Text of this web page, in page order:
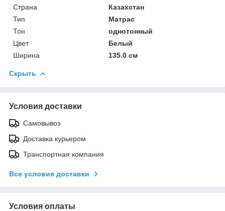
Страна
Казахстан
Тип
Матрас
Тон
однотонный
Цвет
Белый
Ширина
135.0 см
Скрыть
Условия доставки
Самовывоз
Доставка курьером
Транспортная компания
Все условия доставки
Условия оплаты